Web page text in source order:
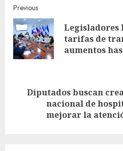
Continue
Reading
Previous
Legisladores
tarifas de
aumentos
Diputados buscan
nacional de
mejorar la